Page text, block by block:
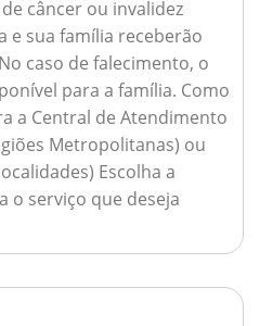
câncer ou invalidez
e sua família receberão
caso de falecimento, o
para a família. Como
a Central de Atendimento
Metropolitanas) ou
Escolha a
o serviço que deseja